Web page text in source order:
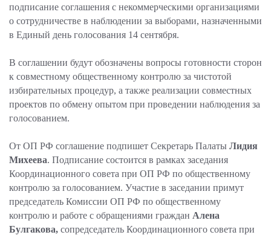
подписание соглашения с некоммерческими организациями
о сотрудничестве в наблюдении за выборами, назначенными
в Единый день голосования 14 сентября.
В соглашении будут обозначены вопросы готовности сторон
к совместному общественному контролю за чистотой
избирательных процедур, а также реализации совместных
проектов по обмену опытом при проведении наблюдения за
голосованием.
От ОП РФ соглашение подпишет Секретарь Палаты Лидия
Михеева. Подписание состоится в рамках заседания
Координационного совета при ОП РФ по общественному
контролю за голосованием. Участие в заседании примут
председатель Комиссии ОП РФ по общественному
контролю и работе с обращениями граждан Алена
Булгакова, сопредседатель Координационного совета при